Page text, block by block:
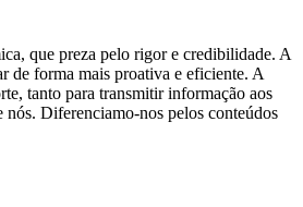
que preza pelo rigor e credibilidade. A
de forma mais proativa e eficiente. A
tanto para transmitir informação aos
nós. Diferenciamo-nos pelos conteúdos